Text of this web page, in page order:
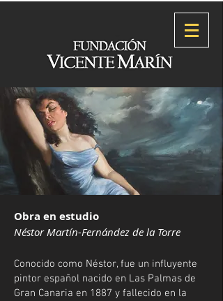
Obra en estudio
Néstor Martín-Fernández de la Torre
Conocido como Néstor, fue un influyente
pintor español nacido en Las Palmas de
Gran Canaria en 1887 y fallecido en la